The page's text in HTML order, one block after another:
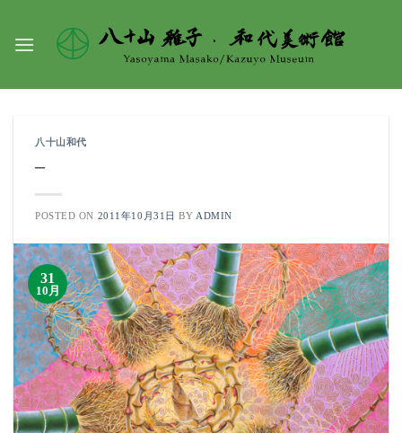
content
八十山和代
–
POSTED ON 2011年10月31日 BY ADMIN
31
10月